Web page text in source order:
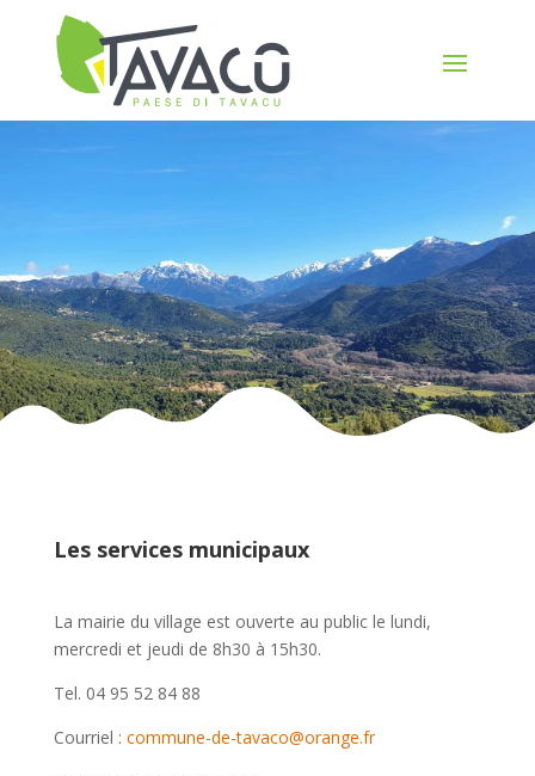
Les services municipaux
La mairie du village est ouverte au public le lundi,
mercredi et jeudi de 8h30 à 15h30.
Tel. 04 95 52 84 88
Courriel : commune-de-tavaco@orange.fr